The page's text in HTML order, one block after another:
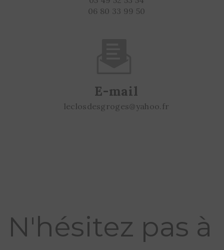
06 80 33 99 50
E-mail
leclosdesgroges@yahoo.fr
N'hésitez pas à